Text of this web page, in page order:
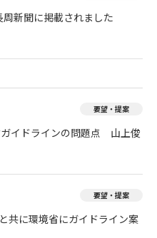
新聞に掲載されました
要望・提案
イドラインの問題点 山上俊
要望・提案
に環境省にガイドライン案